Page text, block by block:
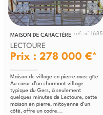
MAISON DE CARACTÈRE ref. n° 1685
LECTOURE
Prix : 278 000 €*
Maison de village en pierre avec gîte
Au cœur d’un charmant village
typique du Gers, à seulement
quelques minutes de Lectoure, cette
maison en pierre, mitoyenne d’un
côté, offre un cadre...